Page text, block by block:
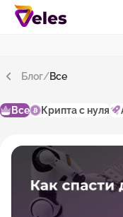
Блог/Все
Все Крипта с нуля